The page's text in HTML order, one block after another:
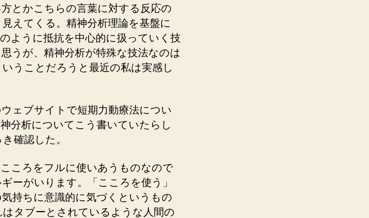
とかこちらの言葉に対する反応の
えてくる。精神分析理論を基盤に
ように抵抗を中心的に扱っていく技
うが、精神分析が特殊な技法なのは
うことだろうと最近の私は実感し
ェブサイトで短期力動療法につい
分析についてこう書いていたらし
確認した。
こころをフルに使いあうものなので
ーがいります。「こころを使う」
持ちに意識的に気づくというもの
タブーとされているような人間の